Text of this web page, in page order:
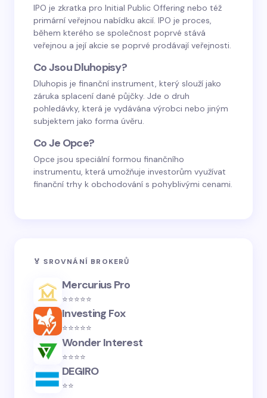
IPO je zkratka pro Initial Public Offering nebo též
primární veřejnou nabídku akcií. IPO je proces,
během kterého se společnost poprvé stává
veřejnou a její akcie se poprvé prodávají veřejnosti.
Co Jsou Dluhopisy?
Dluhopis je finanční instrument, který slouží jako
záruka splacení dané půjčky. Jde o druh
pohledávky, která je vydávána výrobci nebo jiným
subjektem jako forma úvěru.
Co Je Opce?
Opce jsou speciální formou finančního
instrumentu, která umožňuje investorům využívat
finanční trhy k obchodování s pohyblivými cenami.
🏅 SROVNÁNÍ BROKERŮ
Mercurius Pro
⭐️⭐️⭐️⭐️⭐️
Investing Fox
⭐️⭐️⭐️⭐️⭐️
Wonder Interest
⭐️⭐️⭐️⭐️
DEGIRO
⭐️⭐️